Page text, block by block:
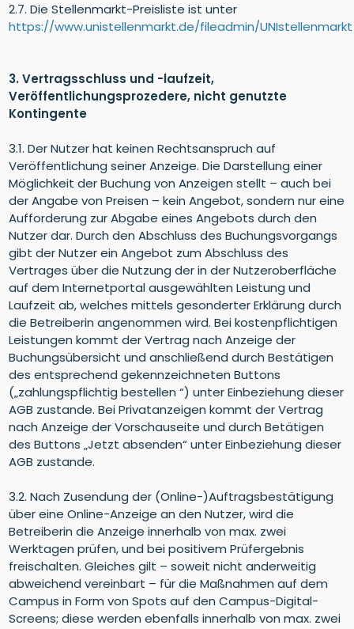
2.7. Die Stellenmarkt-Preisliste ist unter
https://www.unistellenmarkt.de/fileadmin/
3. Vertragsschluss und -laufzeit,
Veröffentlichungsprozedere, nicht genutzte
Kontingente
3.1. Der Nutzer hat keinen Rechtsanspruch auf
Veröffentlichung seiner Anzeige. Die Darstellung einer
Möglichkeit der Buchung von Anzeigen stellt – auch bei
der Angabe von Preisen – kein Angebot, sondern nur eine
Aufforderung zur Abgabe eines Angebots durch den
Nutzer dar. Durch den Abschluss des Buchungsvorgangs
gibt der Nutzer ein Angebot zum Abschluss des
Vertrages über die Nutzung der in der Nutzeroberfläche
auf dem Internetportal ausgewählten Leistung und
Laufzeit ab, welches mittels gesonderter Erklärung durch
die Betreiberin angenommen wird. Bei kostenpflichtigen
Leistungen kommt der Vertrag nach Anzeige der
Buchungsübersicht und anschließend durch Bestätigen
des entsprechend gekennzeichneten Buttons
(„zahlungspflichtig bestellen “) unter Einbeziehung dieser
AGB zustande. Bei Privatanzeigen kommt der Vertrag
nach Anzeige der Vorschauseite und durch Betätigen
des Buttons „Jetzt absenden“ unter Einbeziehung dieser
AGB zustande.
3.2. Nach Zusendung der (Online-)Auftragsbestätigung
über eine Online-Anzeige an den Nutzer, wird die
Betreiberin die Anzeige innerhalb von max. zwei
Werktagen prüfen, und bei positivem Prüfergebnis
freischalten. Gleiches gilt – soweit nicht anderweitig
abweichend vereinbart – für die Maßnahmen auf dem
Campus in Form von Spots auf den Campus-Digital-
Screens; diese werden ebenfalls innerhalb von max. zwei